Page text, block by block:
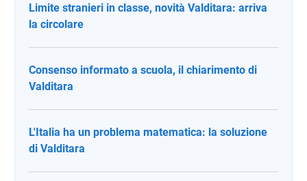
Limite stranieri in classe, novità Valditara: arriva
la circolare
Consenso informato a scuola, il chiarimento di
Valditara
L'Italia ha un problema matematica: la soluzione
di Valditara